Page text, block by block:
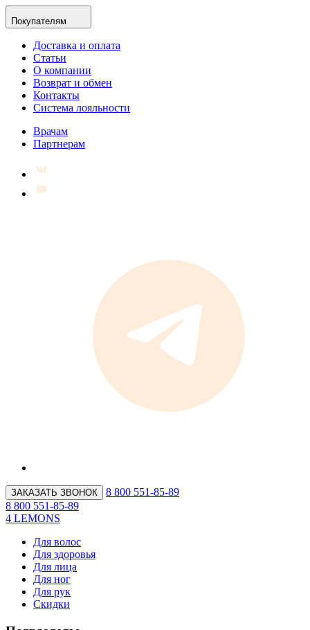
Покупателям
Доставка и оплата
Статьи
О компании
Возврат и обмен
Контакты
Система лояльности
Врачам
Партнерам
ЗАКАЗАТЬ ЗВОНОК
8 800 551-85-89
8 800 551-85-89
4 LEMONS
Для волос
Для здоровья
Для лица
Для ног
Для рук
Скидки